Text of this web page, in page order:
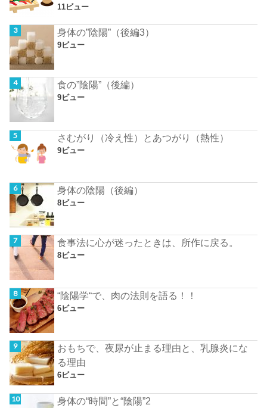
11ビュー
身体の”陰陽”（後編3）
9ビュー
食の”陰陽”（後編）
9ビュー
さむがり（冷え性）とあつがり（熱性）
9ビュー
身体の陰陽（後編）
8ビュー
食事法に心が迷ったときは、所作に戻る。
8ビュー
“陰陽学“で、肉の法則を語る！！
6ビュー
おもちで、夜尿が止まる理由と、乳腺炎にな
る理由
6ビュー
身体の“時間”と“陰陽”2